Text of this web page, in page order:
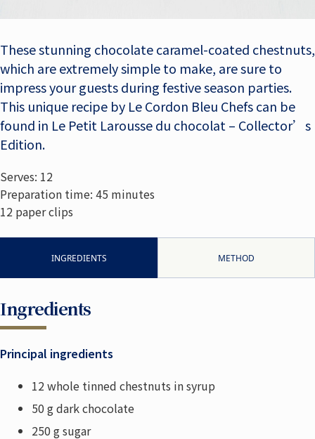
These stunning chocolate caramel-coated chestnuts,
which are extremely simple to make, are sure to
impress your guests during festive season parties.
This unique recipe by Le Cordon Bleu Chefs can be
found in Le Petit Larousse du chocolat – Collector’s
Edition.
Serves: 12
Preparation time: 45 minutes
12 paper clips
INGREDIENTS METHOD
Ingredients
Principal ingredients
12 whole tinned chestnuts in syrup
50 g dark chocolate
250 g sugar